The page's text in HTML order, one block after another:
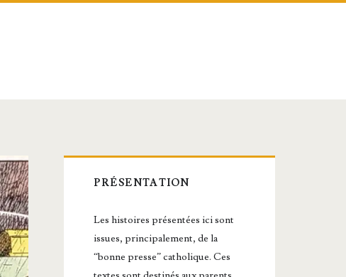
Barre
latérale
principale
PRÉSENTATION
Les histoires présentées ici sont
issues, principalement, de la
“bonne presse” catholique. Ces